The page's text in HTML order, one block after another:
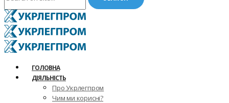
ГОЛОВНА
ДІЯЛЬНІСТЬ
Про Укрлегпром
Чим ми корисні?